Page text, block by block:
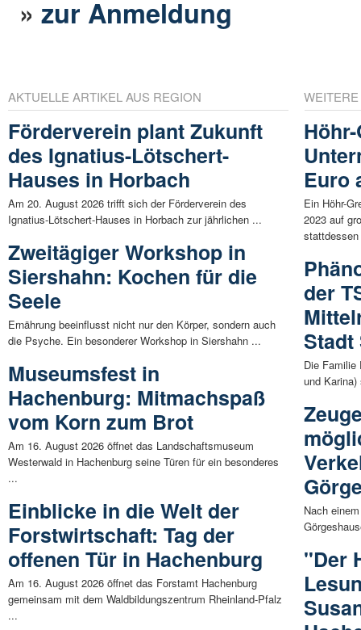
»zur Anmeldung
AKTUELLE ARTIKEL AUS REGION
Förderverein plant Zukunft
des Ignatius-Lötschert-
Hauses in Horbach
Am 20. August 2026 trifft sich der Förderverein des
Ignatius-Lötschert-Hauses in Horbach zur jährlichen ...
Zweitägiger Workshop in
Siershahn: Kochen für die
Seele
Ernährung beeinflusst nicht nur den Körper, sondern auch
die Psyche. Ein besonderer Workshop in Siershahn ...
Museumsfest in
Hachenburg: Mitmachspaß
vom Korn zum Brot
Am 16. August 2026 öffnet das Landschaftsmuseum
Westerwald in Hachenburg seine Türen für ein besonderes
...
Einblicke in die Welt der
Forstwirtschaft: Tag der
offenen Tür in Hachenburg
Am 16. August 2026 öffnet das Forstamt Hachenburg
gemeinsam mit dem Waldbildungszentrum Rheinland-Pfalz
...
Euro
Ein Höhr-
2023 auf
der
Stadt
Die Familie
und
Nach
"Der